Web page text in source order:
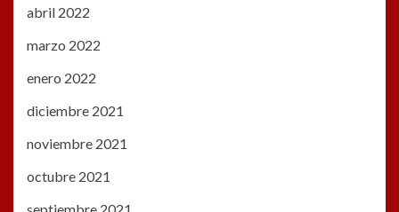
abril 2022
marzo 2022
enero 2022
diciembre 2021
noviembre 2021
octubre 2021